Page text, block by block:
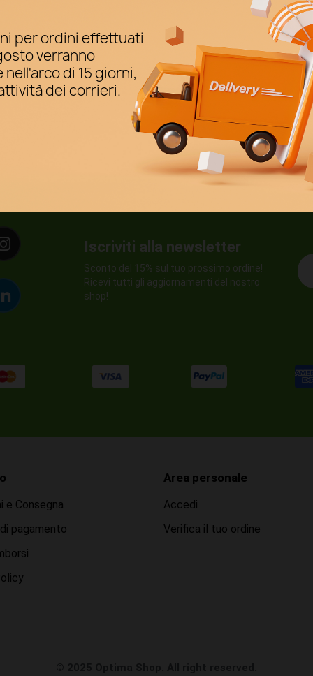
Iscriviti alla newsletter
Sconto del 15% sul tuo prossimo ordine!
Ricevi tutti gli aggiornamenti del nostro
shop!
e Consegna
pagamento
Area personale
Accedi
Verifica il tuo ordine
per ordini effettuati
verranno
di 15 giorni,
dei corrieri.